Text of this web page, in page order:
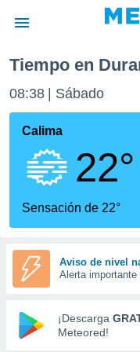
de
ha sido
calidad.
a este
las
y
forma
digital
basada
Tiempo en
08:38 Sábado
Calima
22°
Sensación de 22°
Aviso de nivel
Alerta importante
¡Descarga
Meteored!